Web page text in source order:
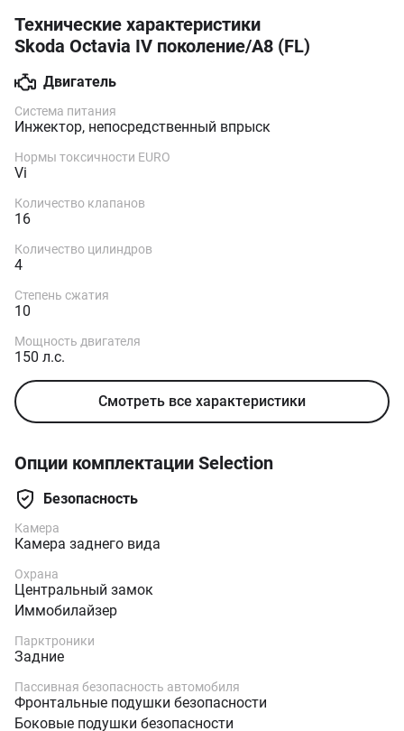
Технические характеристики
Skoda Octavia IV поколение/A8 (FL)
Двигатель
Система питания
Инжектор, непосредственный впрыск
Нормы токсичности EURO
Vi
Количество клапанов
16
Количество цилиндров
4
Степень сжатия
10
Мощность двигателя
150 л.с.
Смотреть все характеристики
Опции комплектации Selection
Безопасность
Камера
Камера заднего вида
Охрана
Центральный замок
Иммобилайзер
Парктроники
Задние
Пассивная безопасность автомобиля
Фронтальные подушки безопасности
Боковые подушки безопасности